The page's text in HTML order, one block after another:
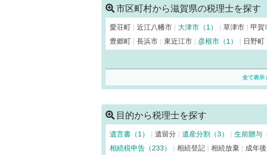
市区町村から滋賀県の税理士を探す
愛荘町 近江八幡市 大津市（1） 草津市 甲賀
豊郷町
長浜市 東近江市 彦根市（1） 日野町
目的から税理士を探す
遺言書（1） 遺留分 遺産分割（3） 生前贈与
相続税申告（233）
相続登記 相続放棄 成年